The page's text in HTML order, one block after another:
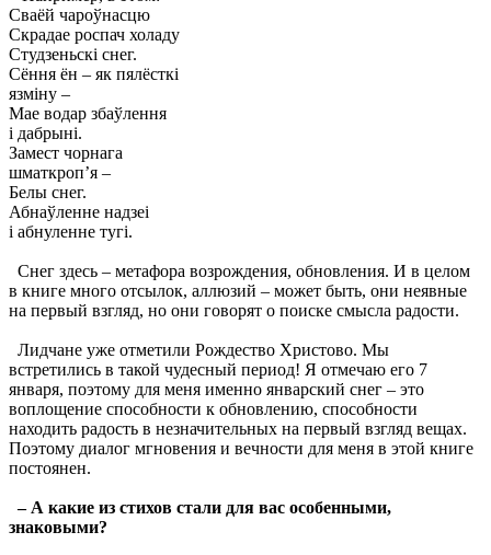
Сваёй чароўнасцю
Скрадае роспач холаду
Студзеньскi снег.
Сёння ён – як пялёсткi
язмiну –
Мае водар збаўлення
i дабрынi.
Замест чорнага
шматкроп’я –
Белы снег.
Абнаўленне надзеi
i абнуленне тугi.
Cнег здесь – метафора возрождения, обновления. И в целом
в книге много отсылок, аллюзий – может быть, они неявные
на первый взгляд, но они говорят о поиске смысла радости.
Лидчане уже отметили Рождество Христово. Мы
встретились в такой чудесный период! Я отмечаю его 7
января, поэтому для меня именно январский снег – это
воплощение способности к обновлению, способности
находить радость в незначительных на первый взгляд вещах.
Поэтому диалог мгновения и вечности для меня в этой книге
постоянен.
– А какие из стихов стали для вас особенными,
знаковыми?